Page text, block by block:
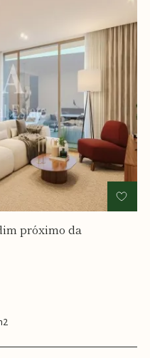
próximo da